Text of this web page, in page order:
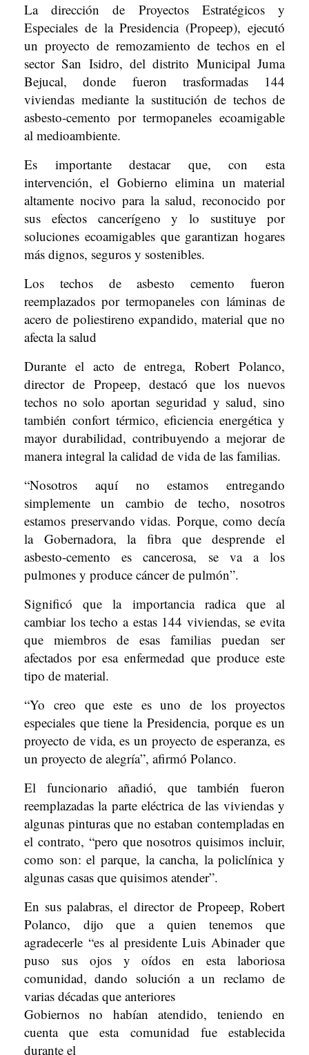
La dirección de Proyectos Estratégicos y
Especiales de la Presidencia (Propeep), ejecutó
un proyecto de remozamiento de techos en el
sector San Isidro, del distrito Municipal Juma
Bejucal, donde fueron trasformadas 144
viviendas mediante la sustitución de techos de
asbesto-cemento por termopaneles ecoamigable
al medioambiente.
Es importante destacar que, con esta
intervención, el Gobierno elimina un material
altamente nocivo para la salud, reconocido por
sus efectos cancerígeno y lo sustituye por
soluciones ecoamigables que garantizan hogares
más dignos, seguros y sostenibles.
Los techos de asbesto cemento fueron
reemplazados por termopaneles con láminas de
acero de poliestireno expandido, material que no
afecta la salud
Durante el acto de entrega, Robert Polanco,
director de Propeep, destacó que los nuevos
techos no solo aportan seguridad y salud, sino
también confort térmico, eficiencia energética y
mayor durabilidad, contribuyendo a mejorar de
manera integral la calidad de vida de las familias.
“Nosotros aquí no estamos entregando
simplemente un cambio de techo, nosotros
estamos preservando vidas. Porque, como decía
la Gobernadora, la fibra que desprende el
asbesto-cemento es cancerosa, se va a los
pulmones y produce cáncer de pulmón”.
Significó que la importancia radica que al
cambiar los techo a estas 144 viviendas, se evita
que miembros de esas familias puedan ser
afectados por esa enfermedad que produce este
tipo de material.
“Yo creo que este es uno de los proyectos
especiales que tiene la Presidencia, porque es un
proyecto de vida, es un proyecto de esperanza, es
un proyecto de alegría”, afirmó Polanco.
El funcionario añadió, que también fueron
reemplazadas la parte eléctrica de las viviendas y
algunas pinturas que no estaban contempladas en
el contrato, “pero que nosotros quisimos incluir,
como son: el parque, la cancha, la policlínica y
algunas casas que quisimos atender”.
En sus palabras, el director de Propeep, Robert
Polanco, dijo que a quien tenemos que
agradecerle “es al presidente Luis Abinader que
puso sus ojos y oídos en esta laboriosa
comunidad, dando solución a un reclamo de
varias décadas que anteriores
Gobiernos no habían atendido, teniendo en
cuenta que esta comunidad fue establecida
durante el